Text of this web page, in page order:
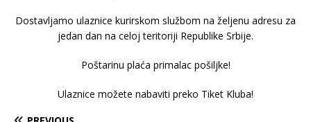
Dostavljamo ulaznice kurirskom službom na željenu adresu za
jedan dan na celoj teritoriji Republike Srbije.
Poštarinu plaća primalac pošiljke!
Ulaznice možete nabaviti preko Tiket Kluba!